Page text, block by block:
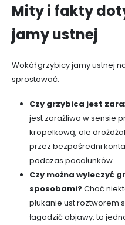
Mity i fakty
jamy ustnej
Wokół grzybicy jamy ustnej
sprostować:
Czy grzybica jest
jest zaraźliwa w sensie
kropelkową, ale
przez bezpośredni
podczas pocałunków.
Czy można wyleczyć
sposobami?Choć
płukanie ust roztworem
łagodzić objawy, to